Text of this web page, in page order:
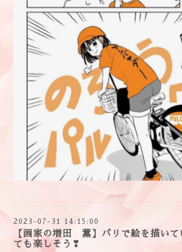
2023-07-31 14:15:00
【画家の増田 薫】パリで絵を描い
ても楽しそう❣